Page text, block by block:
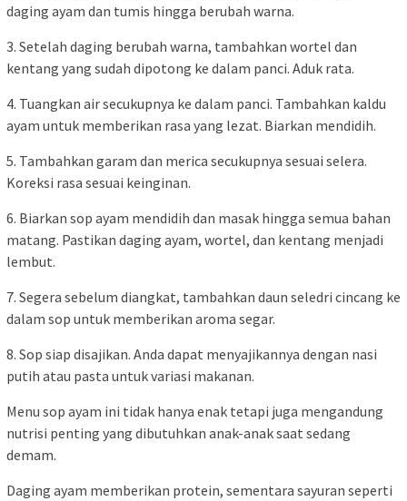
daging ayam dan tumis hingga berubah warna.
3. Setelah daging berubah warna, tambahkan wortel dan
kentang yang sudah dipotong ke dalam panci. Aduk rata.
4. Tuangkan air secukupnya ke dalam panci. Tambahkan kaldu
ayam untuk memberikan rasa yang lezat. Biarkan mendidih.
5. Tambahkan garam dan merica secukupnya sesuai selera.
Koreksi rasa sesuai keinginan.
6. Biarkan sop ayam mendidih dan masak hingga semua bahan
matang. Pastikan daging ayam, wortel, dan kentang menjadi
lembut.
7. Segera sebelum diangkat, tambahkan daun seledri cincang ke
dalam sop untuk memberikan aroma segar.
8. Sop siap disajikan. Anda dapat menyajikannya dengan nasi
putih atau pasta untuk variasi makanan.
Menu sop ayam ini tidak hanya enak tetapi juga mengandung
nutrisi penting yang dibutuhkan anak-anak saat sedang
demam.
Daging ayam memberikan protein, sementara sayuran seperti